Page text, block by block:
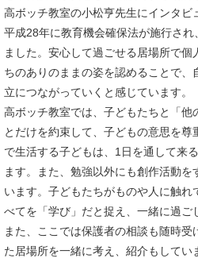
高ボッチ教室の小松亨先生にインタビ
平成28年に教育機会確保法が施行さ
ました。安心して過ごせる居場所で
ちのありのままの姿を認めることで、
立につながっていくと感じています。
高ボッチ教室では、子どもたちと「他
とだけを約束して、子どもの意思を尊
で生活する子どもは、1日を通して来
ます。また、勉強以外にも創作活動
います。子どもたちがものや人に触れ
べてを「学び」だと捉え、一緒に過ご
また、ここでは保護者の相談も随時
た居場所を一緒に考え、紹介もしてい